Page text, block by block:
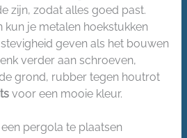
zijn, zodat alles goed past.
kun je metalen hoekstukken
geven als het bouwen
verder aan schroeven,
grond, rubber tegen houtrot
voor een mooie kleur.
pergola te plaatsen